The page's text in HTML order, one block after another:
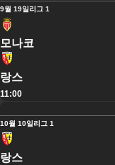
9월 19일리그 1
모나코
랑스
11:00
10월 10일리그 1
랑스